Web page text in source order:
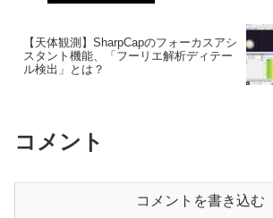
【天体観測】SharpCapのフォーカスアシ
スタント機能、「フーリエ解析ディテー
ル検出」とは？
コメント
コメントを書き込む